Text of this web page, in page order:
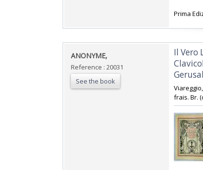
‎Prima
‎ANONYME,‎
Reference : 20031
See the book
‎Il Vero
frais. Br.